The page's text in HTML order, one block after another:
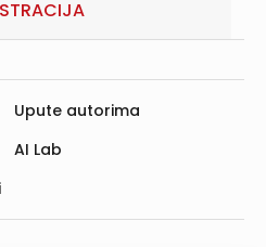
Upute autorima
AI Lab